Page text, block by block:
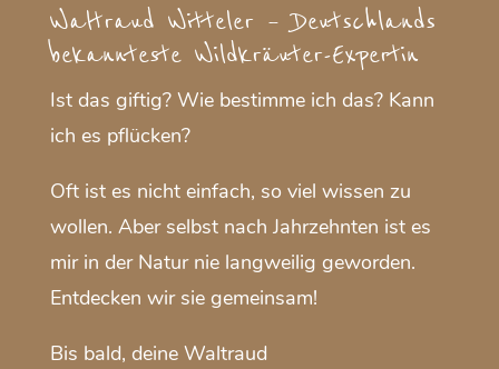
Waltraud Witteler – Deutschlands
bekannteste Wildkräuter-Expertin
Ist das giftig? Wie bestimme ich das? Kann
ich es pflücken?
Oft ist es nicht einfach, so viel wissen zu
wollen. Aber selbst nach Jahrzehnten ist es
mir in der Natur nie langweilig geworden.
Entdecken wir sie gemeinsam!
Bis bald, deine Waltraud